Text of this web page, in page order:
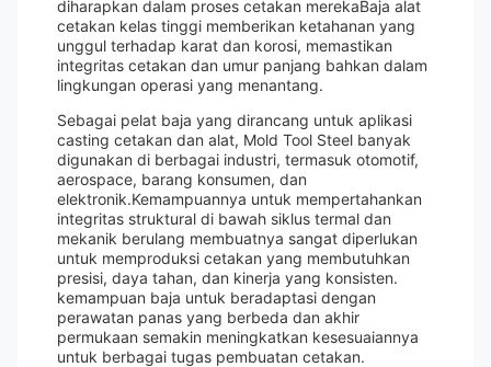
diharapkan dalam proses cetakan merekaBaja alat
cetakan kelas tinggi memberikan ketahanan yang
unggul terhadap karat dan korosi, memastikan
integritas cetakan dan umur panjang bahkan dalam
lingkungan operasi yang menantang.
Sebagai pelat baja yang dirancang untuk aplikasi
casting cetakan dan alat, Mold Tool Steel banyak
digunakan di berbagai industri, termasuk otomotif,
aerospace, barang konsumen, dan
elektronik.Kemampuannya untuk mempertahankan
integritas struktural di bawah siklus termal dan
mekanik berulang membuatnya sangat diperlukan
untuk memproduksi cetakan yang membutuhkan
presisi, daya tahan, dan kinerja yang konsisten.
kemampuan baja untuk beradaptasi dengan
perawatan panas yang berbeda dan akhir
permukaan semakin meningkatkan kesesuaiannya
untuk berbagai tugas pembuatan cetakan.